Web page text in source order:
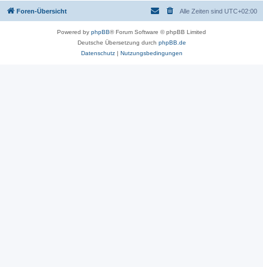
Foren-Übersicht Alle Zeiten sind UTC+02:00
Powered by phpBB® Forum Software © phpBB Limited
Deutsche Übersetzung durch phpBB.de
Datenschutz| Nutzungsbedingungen